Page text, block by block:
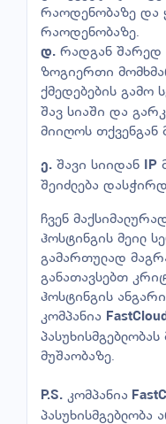
რაოდენობაზე და
რაოდენობაზე.
დ. რადგან შარედ
ზოგიერთი
ქმედებების გამო
შავ სიაში და
მიიღოს თქვენგან
ე. შავი სიიდან IP
შეიძლება
ჩვენ
ჰოსტინგის მეილ
გამართულად
განათავსებთ
ჰოსტინგის
კომპანია
მუშაობაზე.
P.S. კომპანია
პასუხისმგებლობა